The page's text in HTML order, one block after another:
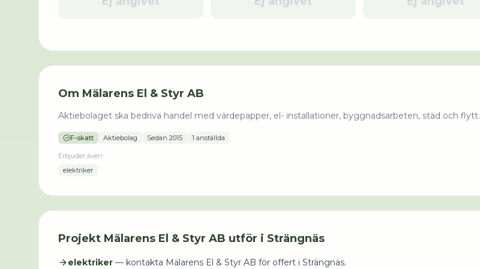
Om Mälarens El & Styr AB
Aktiebolaget ska bedriva handel med värdepapper, el- installationer, byggnadsarbeten, städ och flytt.
F-skatt Aktiebolag Sedan 2015 1 anställda
Erbjuder även:
elektriker
Projekt Mälarens El & Styr AB utför i Strängnäs
elektriker — kontakta Mälarens El & Styr AB för offert i Strängnäs.